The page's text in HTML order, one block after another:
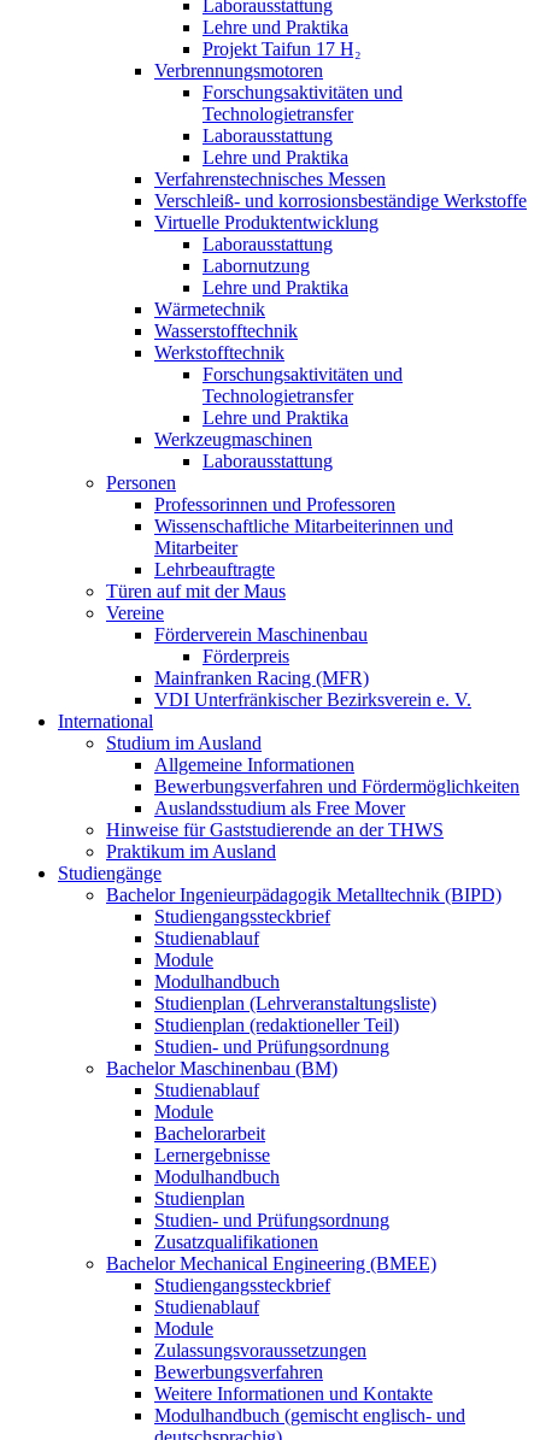
Laborausstattung
Lehre und Praktika
Projekt Taifun 17 H₂
Verbrennungsmotoren
Forschungsaktivitäten und
Technologietransfer
Laborausstattung
Lehre und Praktika
Verfahrenstechnisches Messen
Verschleiß- und korrosionsbeständige Werkstoffe
Virtuelle Produktentwicklung
Laborausstattung
Labornutzung
Lehre und Praktika
Wärmetechnik
Wasserstofftechnik
Werkstofftechnik
Forschungsaktivitäten und
Technologietransfer
Lehre und Praktika
Werkzeugmaschinen
Laborausstattung
Personen
Professorinnen und Professoren
Wissenschaftliche Mitarbeiterinnen und
Mitarbeiter
Lehrbeauftragte
Türen auf mit der Maus
Vereine
Förderverein Maschinenbau
Förderpreis
Mainfranken Racing (MFR)
VDI Unterfränkischer Bezirksverein e. V.
International
Studium im Ausland
Allgemeine Informationen
Bewerbungsverfahren und Fördermöglichkeiten
Auslandsstudium als Free Mover
Hinweise für Gaststudierende an der THWS
Praktikum im Ausland
Studiengänge
Bachelor Ingenieurpädagogik Metalltechnik (BIPD)
Studiengangssteckbrief
Studienablauf
Module
Modulhandbuch
Studienplan (Lehrveranstaltungsliste)
Studienplan (redaktioneller Teil)
Studien- und Prüfungsordnung
Bachelor Maschinenbau (BM)
Studienablauf
Module
Bachelorarbeit
Lernergebnisse
Modulhandbuch
Studienplan
Studien- und Prüfungsordnung
Zusatzqualifikationen
Bachelor Mechanical Engineering (BMEE)
Studiengangssteckbrief
Studienablauf
Module
Zulassungsvoraussetzungen
Bewerbungsverfahren
Weitere Informationen und Kontakte
Modulhandbuch (gemischt englisch- und